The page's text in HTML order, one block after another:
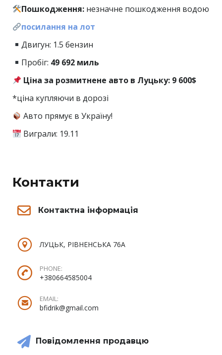
Пошкодження: незначне пошкодження водою
посилання на лот
Двигун: 1.5 бензин
Пробіг: 49 692 миль
Ціна за розмитнене авто в Луцьку: 9 600$
*ціна купляючи в дорозі
Авто прямує в Україну!
Виграли: 19.11
Контакти
Контактна інформація
ЛУЦЬК, РІВНЕНСЬКА 76А
PHONE:
+380664585004
EMAIL:
bfidrik@gmail.com
Повідомлення продавцю